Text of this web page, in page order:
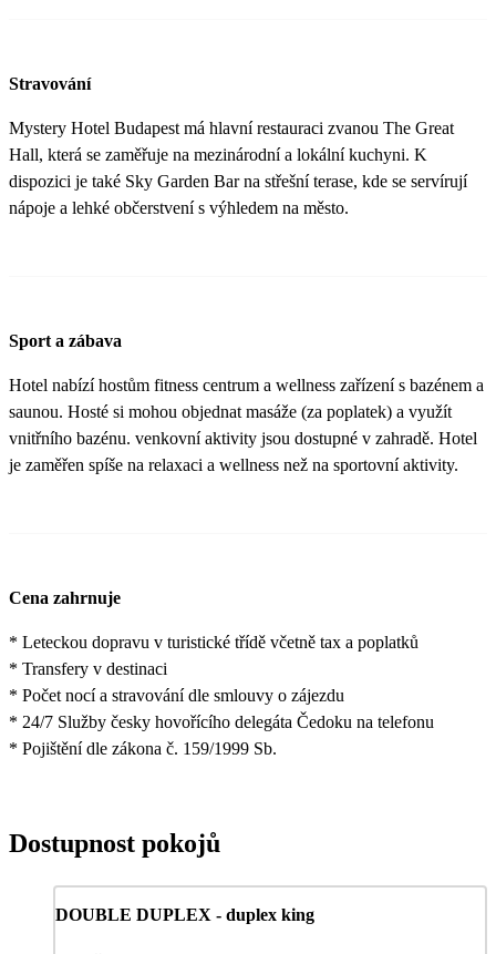
Stravování
Mystery Hotel Budapest má hlavní restauraci zvanou The Great
Hall, která se zaměřuje na mezinárodní a lokální kuchyni. K
dispozici je také Sky Garden Bar na střešní terase, kde se servírují
nápoje a lehké občerstvení s výhledem na město.
Sport a zábava
Hotel nabízí hostům fitness centrum a wellness zařízení s bazénem a
saunou. Hosté si mohou objednat masáže (za poplatek) a využít
vnitřního bazénu. venkovní aktivity jsou dostupné v zahradě. Hotel
je zaměřen spíše na relaxaci a wellness než na sportovní aktivity​.
Cena zahrnuje
* Leteckou dopravu v turistické třídě včetně tax a poplatků
* Transfery v destinaci
* Počet nocí a stravování dle smlouvy o zájezdu
* 24/7 Služby česky hovořícího delegáta Čedoku na telefonu
* Pojištění dle zákona č. 159/1999 Sb.
Dostupnost pokojů
DOUBLE DUPLEX - duplex king